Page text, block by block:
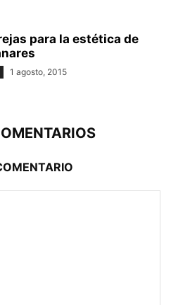
para la estética de
1 agosto, 2015